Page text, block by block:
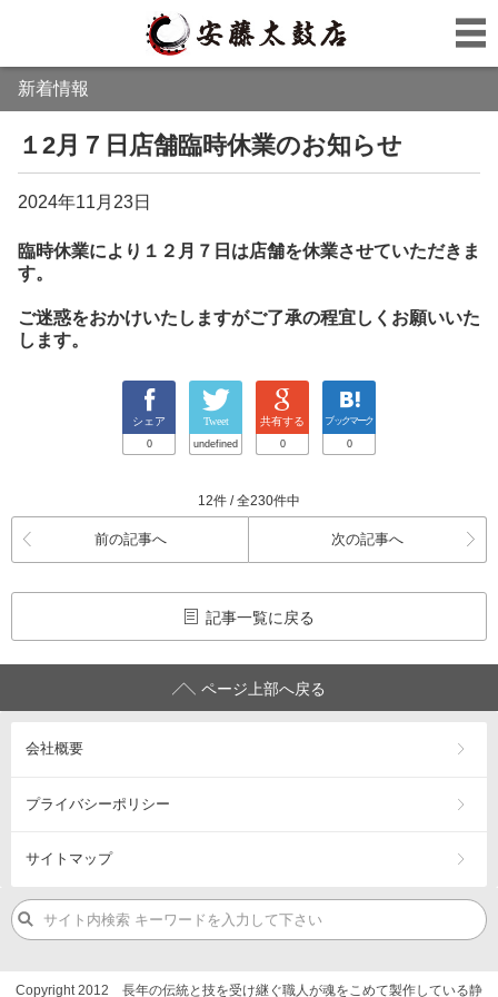
新着情報
１2月７日店舗臨時休業のお知らせ
2024年11月23日
臨時休業により１２月７日は店舗を休業させていただきま
す。
ご迷惑をおかけいたしますがご了承の程宜しくお願いいた
します。
シェア
0
Tweet
undefined
共有する
0
ブックマーク
0
12件 / 全230件中
前の記事へ 次の記事へ
記事一覧に戻る
ページ上部へ戻る
会社概要
プライバシーポリシー
サイトマップ
Copyright 2012 長年の伝統と技を受け継ぐ職人が魂をこめて製作している静